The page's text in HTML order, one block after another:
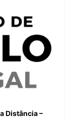
Distância –